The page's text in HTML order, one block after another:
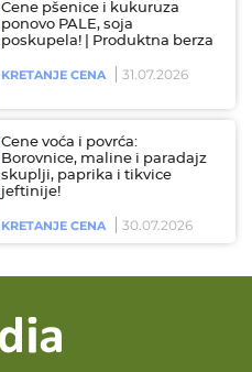
Cene pšenice i kukuruza
ponovo PALE, soja
poskupela! | Produktna berza
KRETANJE CENA 31.07.2026
Cene voća i povrća:
Borovnice, maline i paradajz
skuplji, paprika i tikvice
jeftinije!
KRETANJE CENA 30.07.2026